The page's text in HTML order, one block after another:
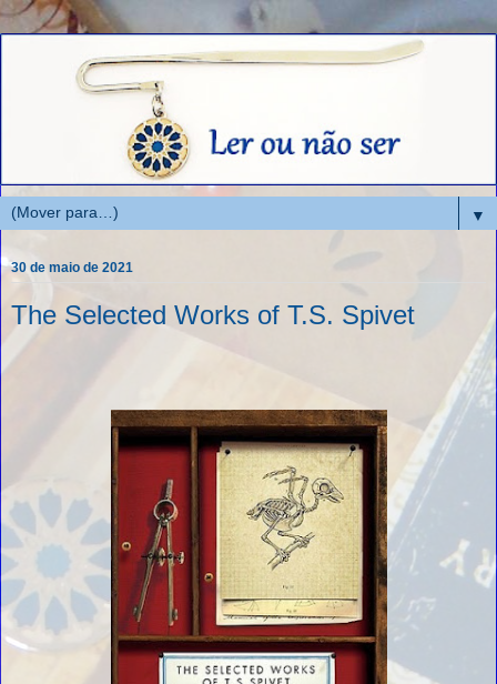
▼
30 de maio de 2021
The Selected Works of T.S. Spivet